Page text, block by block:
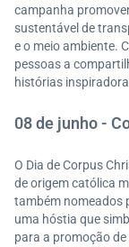
campanha
sustentável de
e o meio ambiente.
pessoas a
histórias
08 de junho -
O Dia de Corpus
de origem católica
também nomeados
uma hóstia que
para a promoção